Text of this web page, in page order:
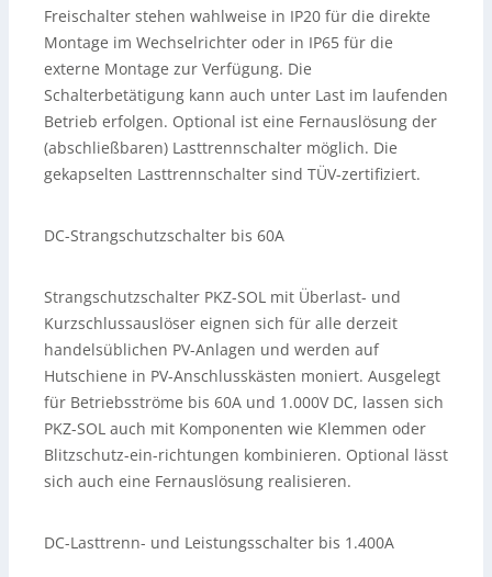
Freischalter stehen wahlweise in IP20 für die direkte
Montage im Wechselrichter oder in IP65 für die
externe Montage zur Verfügung. Die
Schalterbetätigung kann auch unter Last im laufenden
Betrieb erfolgen. Optional ist eine Fernauslösung der
(abschließbaren) Lasttrennschalter möglich. Die
gekapselten Lasttrennschalter sind TÜV-zertifiziert.
DC-Strangschutzschalter bis 60A
Strangschutzschalter PKZ-SOL mit Überlast- und
Kurzschlussauslöser eignen sich für alle derzeit
handelsüblichen PV-Anlagen und werden auf
Hutschiene in PV-Anschlusskästen moniert. Ausgelegt
für Betriebsströme bis 60A und 1.000V DC, lassen sich
PKZ-SOL auch mit Komponenten wie Klemmen oder
Blitzschutz-ein-richtungen kombinieren. Optional lässt
sich auch eine Fernauslösung realisieren.
DC-Lasttrenn- und Leistungsschalter bis 1.400A